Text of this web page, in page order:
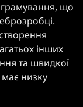
що
інших
та швидкої
низку